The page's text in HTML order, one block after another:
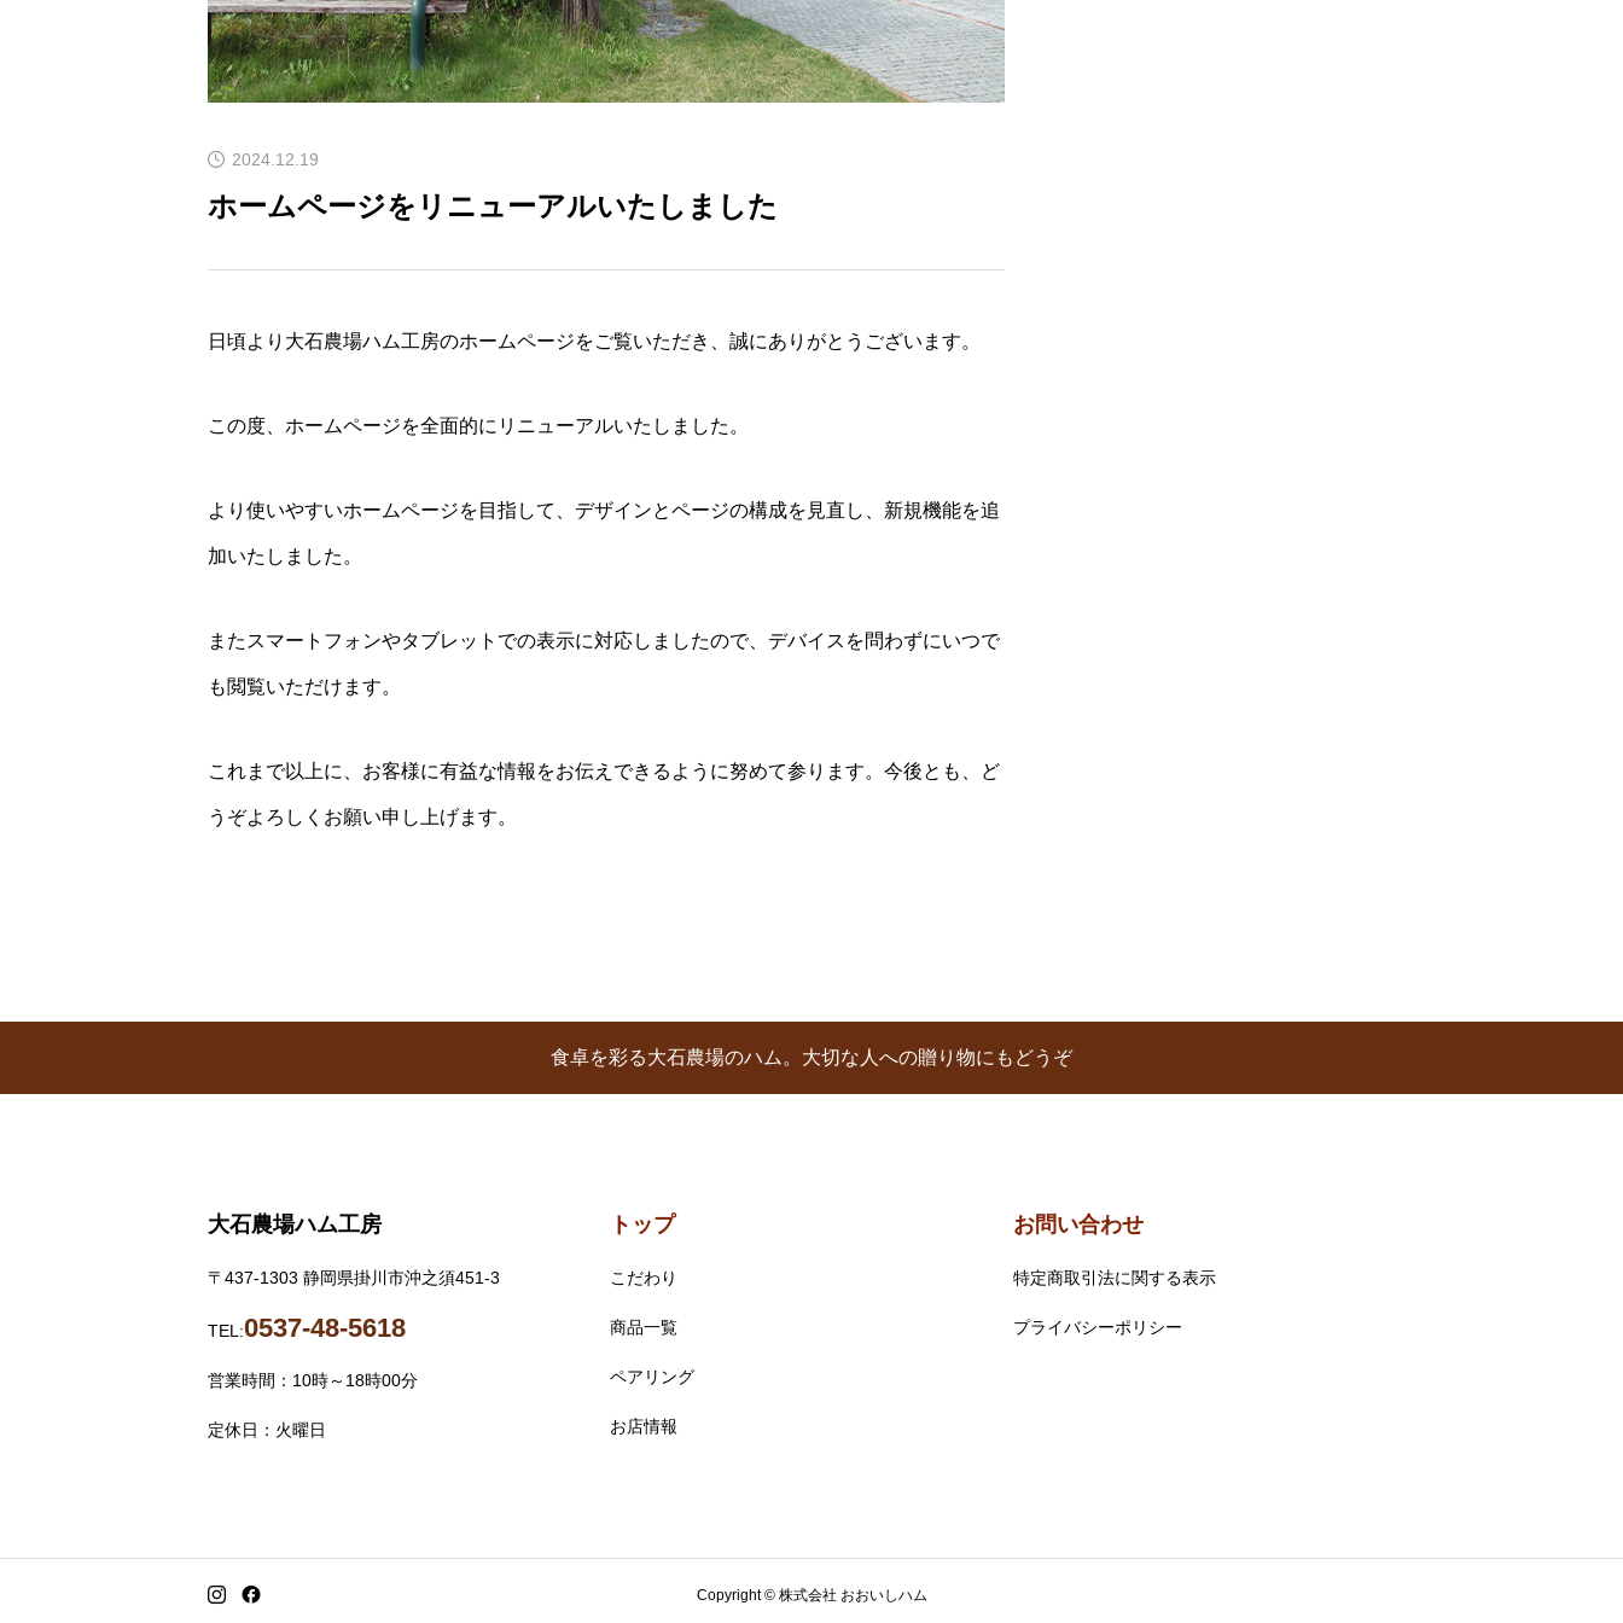
2024.12.19
ホームページをリニューアルいたしました
日頃より大石農場ハム工房のホームページをご覧いただき、誠にありがとうございます。
この度、ホームページを全面的にリニューアルいたしました。
より使いやすいホームページを目指して、デザインとページの構成を見直し、新規機能を追
加いたしました。
またスマートフォンやタブレットでの表示に対応しましたので、デバイスを問わずにいつで
も閲覧いただけます。
これまで以上に、お客様に有益な情報をお伝えできるように努めて参ります。今後とも、ど
うぞよろしくお願い申し上げます。
食卓を彩る大石農場のハム。大切な人への贈り物にもどうぞ
大石農場ハム工房
〒437-1303 静岡県掛川市沖之須451-3
TEL:0537-48-5618
営業時間：10時～18時00分
定休日：火曜日
トップ
こだわり
商品一覧
ペアリング
お店情報
お問い合わせ
特定商取引法に関する表示
プライバシーポリシー
Copyright © 株式会社 おおいしハム